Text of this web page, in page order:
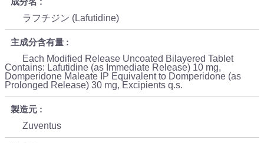
ラフチジン (Lafutidine)
主成分含有量
Each Modified Release Uncoated Bilayered Tablet
Contains: Lafutidine (as Immediate Release) 10 mg,
Domperidone Maleate IP Equivalent to Domperidone (as
Prolonged Release) 30 mg, Excipients q.s.
製造元
Zuventus